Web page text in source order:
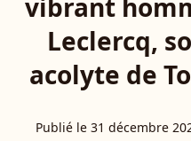
vibrant
Leclercq,
acolyte de
Publié le 31 décembre